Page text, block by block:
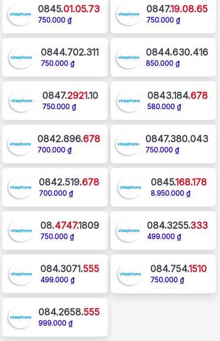
0845.01.05.73
750.000 ₫
0847.19.08.65
750.000 ₫
0844.702.311
750.000 ₫
0844.630.416
850.000 ₫
0847.2921.10
750.000 ₫
0843.184.678
580.000 ₫
0842.896.678
700.000 ₫
0847.380.043
750.000 ₫
0842.519.678
700.000 ₫
0845.168.178
8.950.000 ₫
08.4747.1809
750.000 ₫
084.3255.333
499.000 ₫
084.3071.555
499.000 ₫
084.754.1510
750.000 ₫
084.2658.555
999.000 ₫